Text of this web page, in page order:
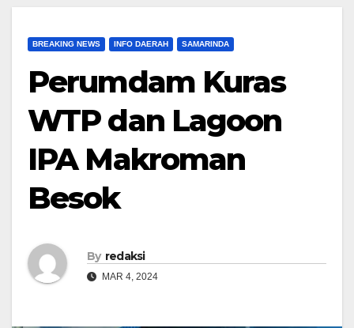
BREAKING NEWS INFO DAERAH SAMARINDA
Perumdam Kuras
WTP dan Lagoon
IPA Makroman
Besok
By redaksi
MAR 4, 2024